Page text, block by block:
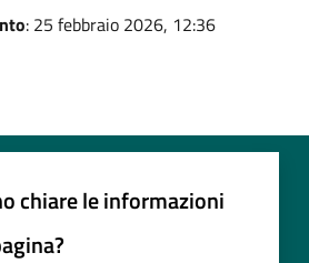
: 25 febbraio 2026, 12:36
chiare le informazioni